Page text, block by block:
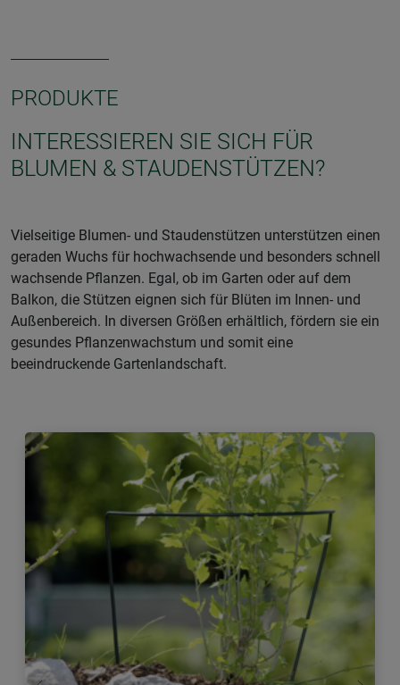
PRODUKTE
INTERESSIEREN SIE SICH FÜR
BLUMEN & STAUDENSTÜTZEN?
Vielseitige Blumen- und Staudenstützen unterstützen einen
geraden Wuchs für hochwachsende und besonders schnell
wachsende Pflanzen. Egal, ob im Garten oder auf dem
Balkon, die Stützen eignen sich für Blüten im Innen- und
Außenbereich. In diversen Größen erhältlich, fördern sie ein
gesundes Pflanzenwachstum und somit eine
beeindruckende Gartenlandschaft.